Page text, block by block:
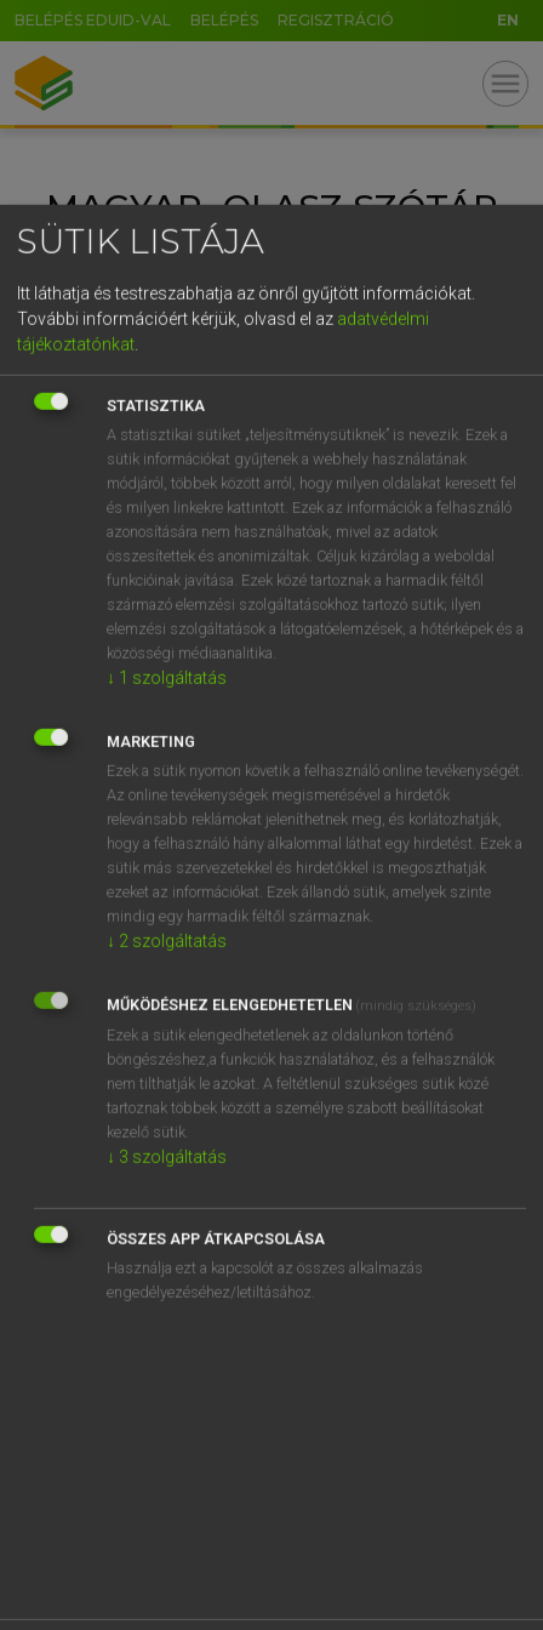
BELÉPÉS EDUID-VAL BELÉPÉS REGISZTRÁCIÓ EN
menu
MAGYAR−OLASZ SZÓTÁR
SZÓTÁR LEÍRÁSA
A MAGYAR–OLASZ SZÓTÁR 72 000 szócikket és 671 000
szótári adatot tartalmaz. Közép- és felsőfokú nyelvvizsgára
készülőknek, fordítóknak, nyelvtanároknak a nyelv magas
szintű megismeréséhez és használatához ajánlott. A szótár
Koltay-Kastner Jenő munkásságán alapul. Főszerkesztője
Juhász Zsuzsanna szótáríró.
SZOTAR.NET APPLIKÁCIÓ
MICROSOFT OFFICE BŐVÍTMÉNY
ONLINE NYELVVIZSGA
EGYÉNI FELHASZNÁLÓKNAK
IRATKOZZ FEL HÍRLEVELÜNKRE!
SÜTIK LISTÁJA
Itt láthatja és testreszabhatja az önről gyűjtött információkat.
További információért kérjük, olvasd el az adatvédelmi
tájékoztatónkat
STATISZTIKA
A statisztikai sütiket „teljesítménysütiknek” is nevezik. Ezek a
sütik információkat gyűjtenek a webhely használatának
módjáról, többek között arról, hogy milyen oldalakat keresett fel
és milyen linkekre kattintott. Ezek az információk a felhasználó
azonosítására nem használhatóak, mivel az adatok
összesítettek és anonimizáltak. Céljuk kizárólag a weboldal
funkcióinak javítása. Ezek közé tartoznak a harmadik féltől
származó elemzési szolgáltatásokhoz tartozó sütik; ilyen
elemzési szolgáltatások a látogatóelemzések, a hőtérképek és a
közösségi médiaanalitika.
↓ 1 szolgáltatás
MARKETING
Ezek a sütik nyomon követik a felhasználó online tevékenységét.
Az online tevékenységek megismerésével a hirdetők
relevánsabb reklámokat jeleníthetnek meg, és korlátozhatják,
hogy a felhasználó hány alkalommal láthat egy hirdetést. Ezek a
sütik más szervezetekkel és hirdetőkkel is megoszthatják
ezeket az információkat. Ezek állandó sütik, amelyek szinte
mindig egy harmadik féltől származnak.
↓ 2 szolgáltatás
MŰKÖDÉSHEZ ELENGEDHETETLEN (mindig szükséges)
Ezek a sütik elengedhetetlenek az oldalunkon történő
böngészéshez,a funkciók használatához, és a felhasználók
nem tilthatják le azokat. A feltétlenül szükséges sütik közé
tartoznak többek között a személyre szabott beállításokat
kezelő sütik.
↓ 3 szolgáltatás
ÖSSZES APP ÁTKAPCSOLÁSA
Használja ezt a kapcsolót az összes alkalmazás
engedélyezéséhez/letiltásához.
GR
5
g h j k l é á ű Ω
v b n m ,